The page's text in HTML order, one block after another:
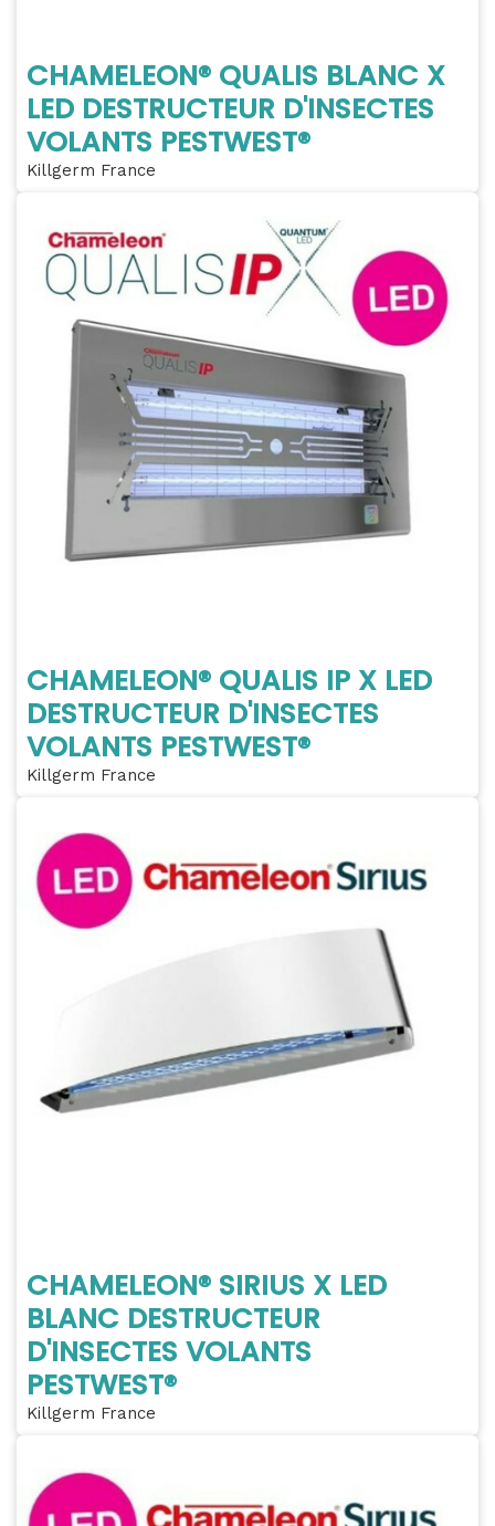
CHAMELEON® QUALIS BLANC X
LED DESTRUCTEUR D'INSECTES
VOLANTS PESTWEST®
Killgerm France
CHAMELEON® QUALIS IP X LED
DESTRUCTEUR D'INSECTES
VOLANTS PESTWEST®
Killgerm France
CHAMELEON® SIRIUS X LED
BLANC DESTRUCTEUR
D'INSECTES VOLANTS
PESTWEST®
Killgerm France